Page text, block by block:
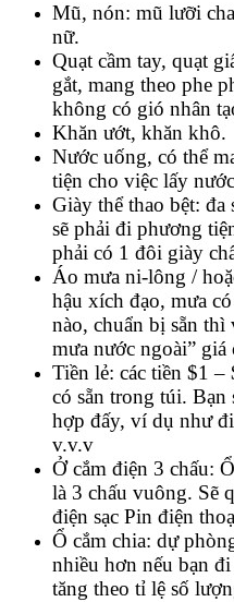
Mũ, nón: mũ lưỡi
nữ.
Quạt cầm tay, quạt
gắt, mang theo phe
không có gió nhân
Khăn ướt, khăn khô.
Nước uống, có thể
tiện cho việc lấy
Giày thể thao bệt:
sẽ phải đi phương
phải có 1 đôi giày
Áo mưa ni-lông /
hậu xích đạo, mưa
nào, chuẩn bị sẵn thì
mưa nước ngoài” giá
Tiền lẻ: các tiền $1
có sẵn trong túi.
hợp đấy, ví dụ như
v.v.v
Ở cắm điện 3 chấu:
là 3 chấu vuông. Sẽ
điện sạc Pin điện
Ổ cắm chia: dự
nhiều hơn nếu bạn
tăng theo tỉ lệ số